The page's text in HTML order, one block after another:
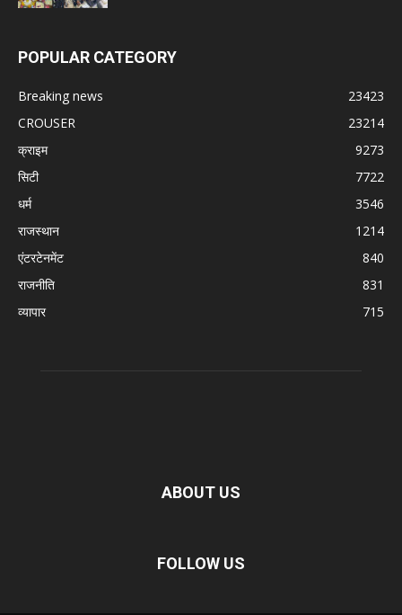
POPULAR CATEGORY
Breaking news
23423
CROUSER
23214
क्राइम
9273
सिटी
7722
धर्म
3546
राजस्थान
1214
एंटरटेनमेंट
840
राजनीति
831
व्यापार
715
ABOUT US
FOLLOW US